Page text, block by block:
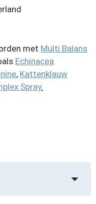
met Multi Balans
Echinacea
, Kattenklauw
Spray.